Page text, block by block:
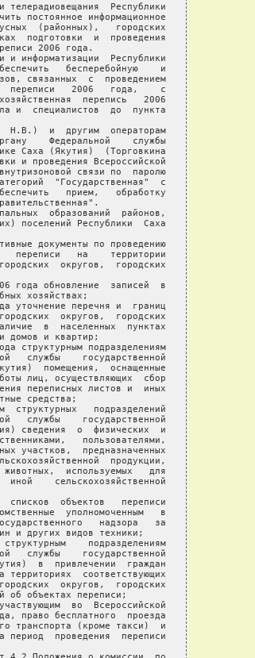
телерадиовещания  Республики
постоянное информационное
(районных),   городских
подготовки  и  проведения
2006 года.
и информатизации  Республики
бесперебойную    и
связанных  с  проведением
переписи   2006   года,    с
перепись   2006
и  специалистов  до  пункта
Н.В.)  и  другим  операторам
Федеральной    службы
Саха (Якутия)  (Торговкина
и проведения Всероссийской
связи по  паролю
"Государственная"  с
прием,   обработку
образований  районов,
поселений Республики  Саха
документы по проведению
переписи   на    территории
округов,  городских
года обновление  записей  в
хозяйствах;
уточнение перечня и  границ
округов,  городских
в  населенных  пунктах
домов и квартир;
структурным подразделениям
службы    государственной
помещения,  оснащенные
лиц, осуществляющих  сбор
переписных листов и  иных
средства;
структурных   подразделений
службы    государственной
сведения  о  физических  и
пользователями,
участков,  предназначенных
продукции,
используемых   для
иной    сельскохозяйственной
списков  объектов   переписи
уполномоченным   в
надзора   за
и других видов техники;
подразделениям
службы    государственной
в  привлечении  граждан
территориях  соответствующих
округов,  городских
об объектах переписи;
во  Всероссийской
право бесплатного  проезда
транспорта (кроме такси)  и
период  проведения  переписи